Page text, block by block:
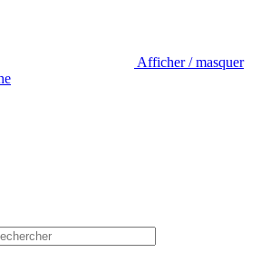
Afficher / masquer